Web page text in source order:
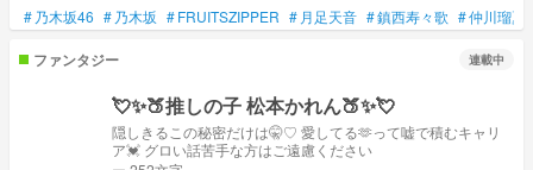
#乃木坂46 #乃木坂 #FRUITSZIPPER # 月足天音 #鎮西寿々歌 #仲川瑠夏
ファンタジー 連載中
💘✨️🍑推しの子 松本かれん🍑✨️💘
隠しきるこの秘密だけは🤫♡ 愛してる🫶って嘘で積むキャリ
ア💓 グロい話苦手な方はご遠慮ください